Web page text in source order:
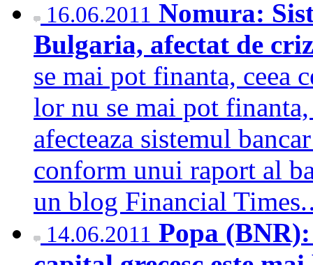
16.06.2011 Nomura:
Bulgaria, afectat de
se mai pot finanta, ceea
lor nu se mai pot
afecteaza sistemul
conform unui raport al
un blog Financial
14.06.2011 Popa